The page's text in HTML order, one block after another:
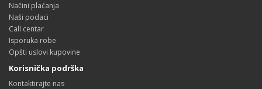
Načini plaćanja
Naši podaci
Call centar
Isporuka robe
Opšti uslovi kupovine
Korisnička podrška
Kontaktirajte nas